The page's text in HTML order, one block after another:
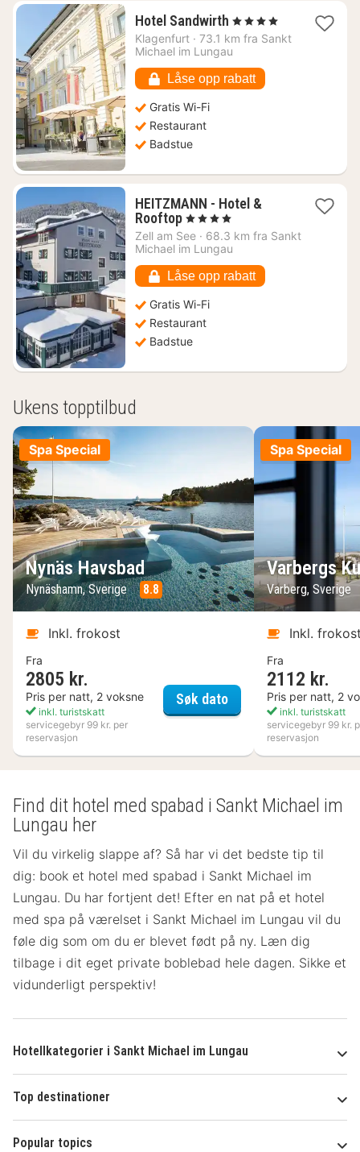
Hotel Sandwirth 1
natt
fra
kr.
, 4 Stjerner
Klagenfurt · 73.1 km fra Sankt
Michael im Lungau
Låse opp rabatt
Gratis Wi-Fi
Restaurant
Badstue
HEITZMANN - Hotel &
Rooftop1
natt
fra
kr.
, 4 Stjerner
Zell am See · 68.3 km fra Sankt
Michael im Lungau
Låse opp rabatt
Gratis Wi-Fi
Restaurant
Badstue
Ukens topptilbud
Spa Special
Nynäs Havsbad
Nynäshamn, Sverige 8.8
Inkl. frokost
Fra
2805 kr.
Pris per natt, 2 voksne
inkl. turistskatt
servicegebyr 99 kr. per
reservasjon
Søk datoNynäs Havsbad
Spa Special
Varbergs
Varberg, Sverige
Inkl.
Fra
2112 kr.
Pris per natt, 2
inkl. turistskatt
servicegebyr 99 kr.
reservasjon
Find dit hotel med spabad i Sankt Michael im
Lungau her
Vil du virkelig slappe af? Så har vi det bedste tip til
dig: book et hotel med spabad i Sankt Michael im
Lungau. Du har fortjent det! Efter en nat på et hotel
med spa på værelset i Sankt Michael im Lungau vil du
føle dig som om du er blevet født på ny. Læn dig
tilbage i dit eget private boblebad hele dagen. Sikke et
vidunderligt perspektiv!
Hotellkategorier i Sankt Michael im Lungau
Top destinationer
Popular topics